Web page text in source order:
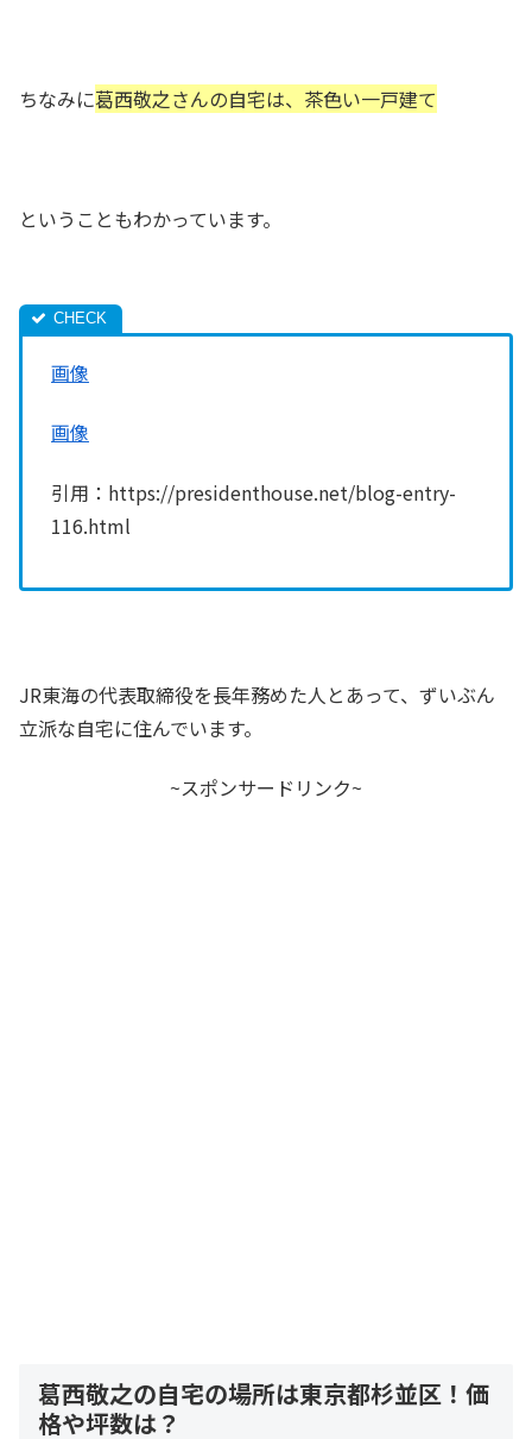
ちなみに葛西敬之さんの自宅は、茶色い一戸建て
ということもわかっています。
画像
画像
引用：https://presidenthouse.net/blog-entry-
116.html
JR東海の代表取締役を長年務めた人とあって、ずいぶん
立派な自宅に住んでいます。
~スポンサードリンク~
葛西敬之の自宅の場所は東京都杉並区！価
格や坪数は？